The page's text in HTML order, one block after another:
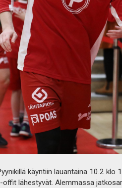
käyntiin lauantaina 10.2 klo
offit lähestyvät. Alemmassa